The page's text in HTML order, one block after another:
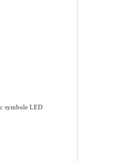
symbole LED